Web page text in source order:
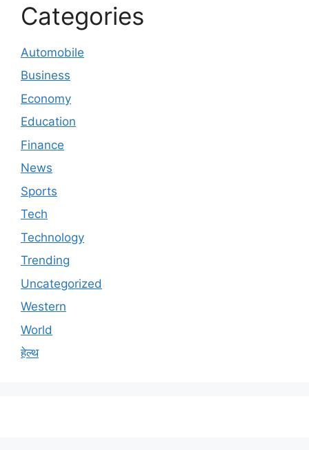
Categories
Automobile
Business
Economy
Education
Finance
News
Sports
Tech
Technology
Trending
Uncategorized
Western
World
हेल्थ